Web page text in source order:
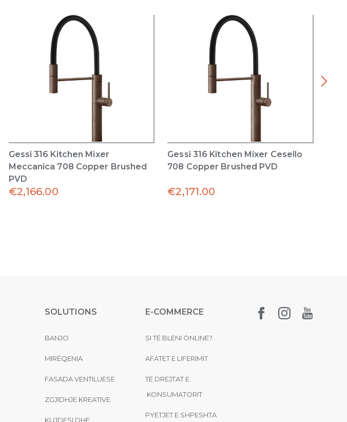
Gessi 316 Kitchen Mixer
Meccanica 708 Copper Brushed
PVD
€2,166.00
Gessi 316 Kitchen Mixer Cesello
708 Copper Brushed PVD
€2,171.00
SOLUTIONS
BANJO
MIRËQENIA
FASADA VENTILUESE
ZGJIDHJE KREATIVE
KUJDESI DHE
E-COMMERCE
SI TË BLENI ONLINE?
AFATET E LIFERIMIT
TË DREJTAT E
KONSUMATORIT
PYETJET E SHPESHTA